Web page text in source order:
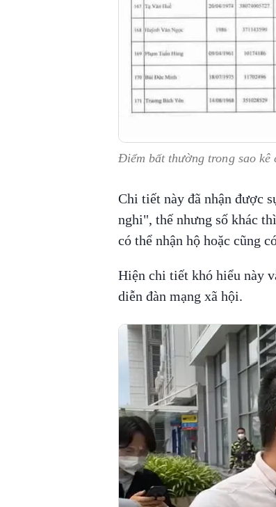
Điểm bất thường trong sao kê
Chi tiết này đã nhận được
nghi", thế nhưng số khác
có thể nhận hộ hoặc cũng
Hiện chi tiết khó hiểu này
diễn đàn mạng xã hội.